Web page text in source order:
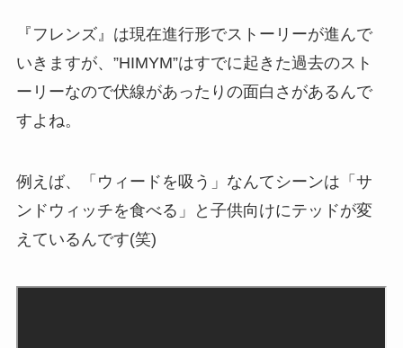
『フレンズ』は現在進行形でストーリーが進んで
いきますが、”HIMYM”はすでに起きた過去のスト
ーリーなので伏線があったりの面白さがあるんで
すよね。
例えば、「ウィードを吸う」なんてシーンは「サ
ンドウィッチを食べる」と子供向けにテッドが変
えているんです(笑)